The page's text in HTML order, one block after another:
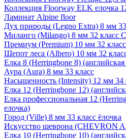
Коллекция Floorway ELK елочка
Ламинат Alpine floor
Дух природы (Legno Extra) 8 мм
Миланго (Milango) 8 мм 32 класс
Премиум (Premium) 10 мм 32
Шепот леса (Albero) 10 мм 32
Елка 8 (Herringbone 8) (английская
Аура (Aura) 8 мм 33 класс
Насыщенность (Intensity) 12 мм 34
Елка 12 (Herringbone 12)
Елка профессиональная 12
елочка)
Город (Ville) 8 мм 33 класс ёлочка
Искусство шеврона (CHEVRON
Елка 10 (Herringbone 10)